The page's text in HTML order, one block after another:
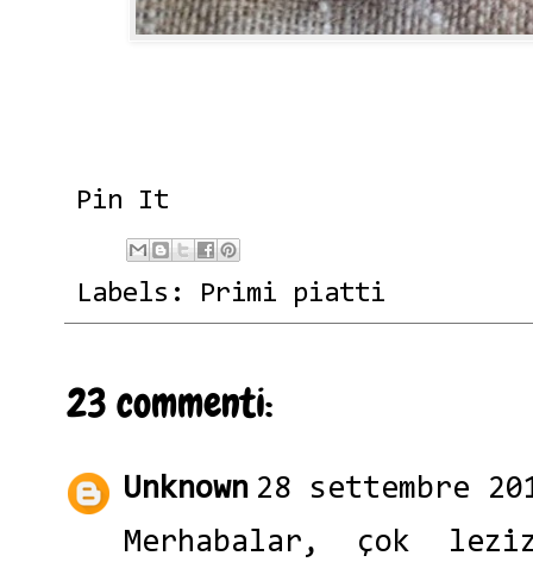
Pin It
Labels: Primi piatti
23 commenti:
Unknown 28 settembre
Merhabalar, çok